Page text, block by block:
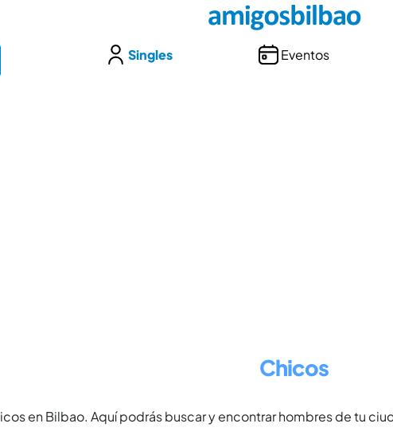
Singles Eventos
Chicos
en Bilbao. Aquí podrás buscar y encontrar hombres de tu